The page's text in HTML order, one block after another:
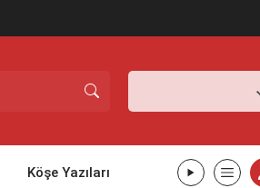
Köşe Yazıları